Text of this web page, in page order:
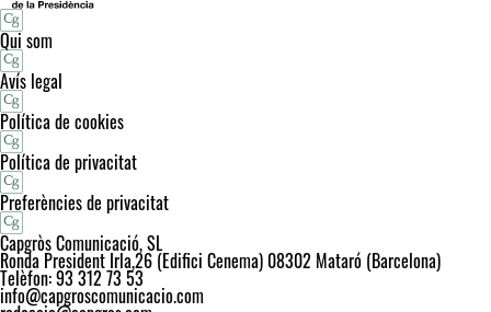
Qui som
Avís legal
Política de cookies
Política de privacitat
Preferències de privacitat
Capgròs Comunicació, SL
Ronda President Irla,26 (Edifici Cenema) 08302 Mataró (Barcelona)
Telèfon: 93 312 73 53
info@capgroscomunicacio.com